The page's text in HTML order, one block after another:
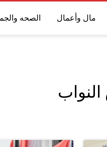
مال وأعمال الصحه